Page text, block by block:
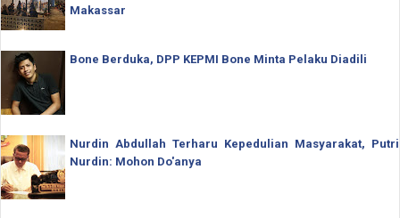
Makassar
Bone Berduka, DPP KEPMI Bone Minta Pelaku Diadili
Nurdin Abdullah Terharu Kepedulian Masyarakat, Putri
Nurdin: Mohon Do'anya